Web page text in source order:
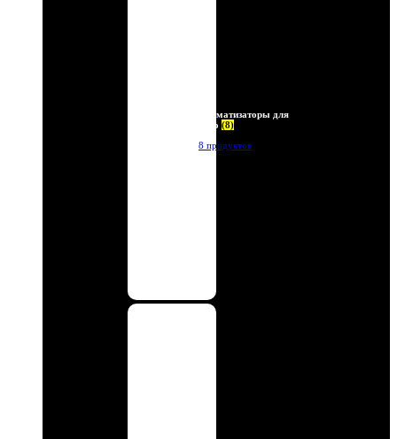
Ароматизаторы для
авто (8)
8 продуктов